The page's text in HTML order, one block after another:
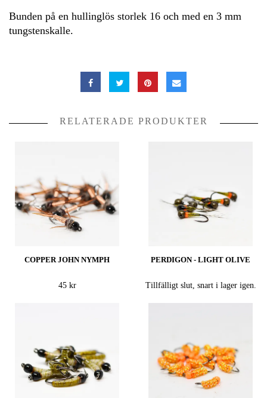
Bunden på en hullinglös storlek 16 och med en 3 mm
tungstenskalle.
RELATERADE PRODUKTER
COPPER JOHN NYMPH
45 kr
PERDIGON - LIGHT OLIVE
Tillfälligt slut, snart i lager igen.